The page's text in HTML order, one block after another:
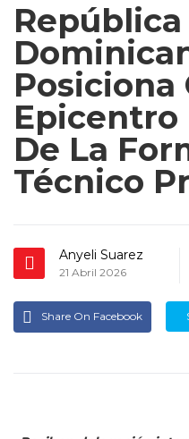
República
Posiciona
Epicentro
De La
Técnico
Anyeli Suarez
21 Abril 2026
Share On Facebook